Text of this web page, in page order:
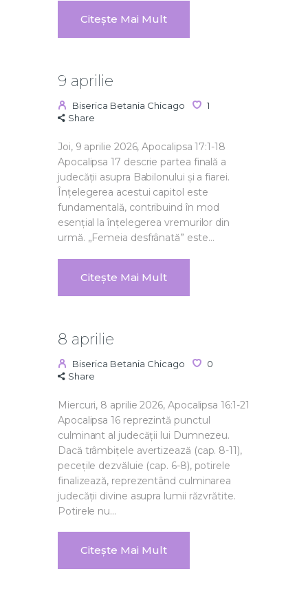
Citește Mai Mult
9 aprilie
Biserica Betania Chicago
1
Share
Joi, 9 aprilie 2026, Apocalipsa 17:1-18
Apocalipsa 17 descrie partea finală a
judecății asupra Babilonului și a fiarei.
Înțelegerea acestui capitol este
fundamentală, contribuind în mod
esențial la înțelegerea vremurilor din
urmă. „Femeia desfrânată” este…
Citește Mai Mult
8 aprilie
Biserica Betania Chicago
0
Share
Miercuri, 8 aprilie 2026, Apocalipsa 16:1-21
Apocalipsa 16 reprezintă punctul
culminant al judecății lui Dumnezeu.
Dacă trâmbițele avertizează (cap. 8-11),
pecețile dezvăluie (cap. 6-8), potirele
finalizează, reprezentând culminarea
judecății divine asupra lumii răzvrătite.
Potirele nu…
Citește Mai Mult